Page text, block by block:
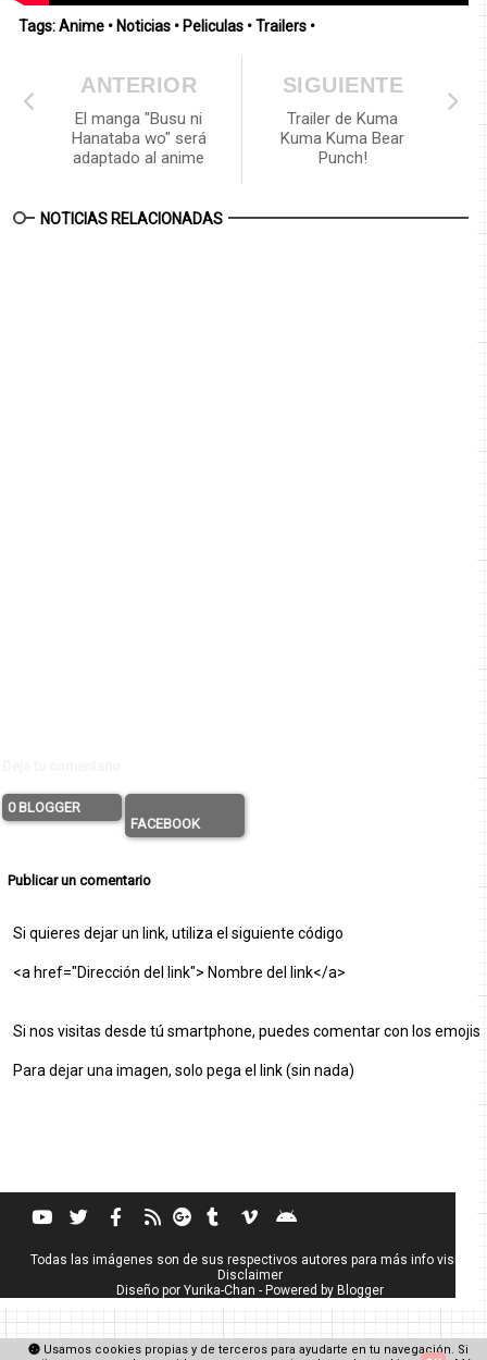
Tags:Anime • Noticias • Peliculas •Trailers •
SIGUIENTE
Trailer de Kuma
Kuma Kuma Bear
Punch!
ANTERIOR
El manga "Busu ni
Hanataba wo" será
adaptado al anime
NOTICIAS RELACIONADAS
0 BLOGGER
FACEBOOK
Publicar un comentario
Si quieres dejar un link, utiliza el siguiente código
<a href="Dirección del link"> Nombre del link</a>
Si nos visitas desde tú smartphone, puedes comentar con los emojis
Para dejar una imagen, solo pega el link (sin nada)
Todas las imágenes son de sus respectivos autores para más info visita
Disclaimer
Diseño por Yurika-Chan - Powered by Blogger
Usamos cookies propias y de terceros para ayudarte en tu navegación. Si